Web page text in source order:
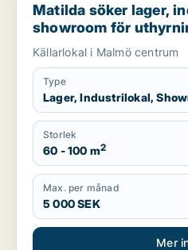
Matilda söker lager,
showroom för
Centrum
Källarlokal i Malmö centrum
Type
Lager, Industrilokal,
Storlek
60 - 100 m2
Max. per månad
5 000 SEK
Mer